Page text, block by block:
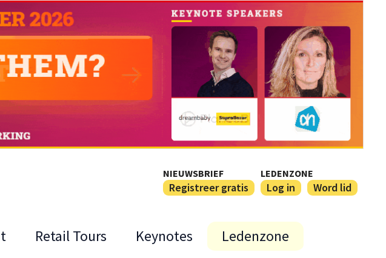
NIEUWSBRIEF
Registreer gratis
LEDENZONE
Log in Word lid
Retail Tours Keynotes Ledenzone